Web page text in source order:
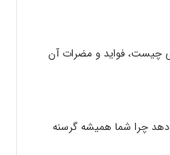
چیست، فواید و مضرات آن
چرا شما همیشه گرسنه